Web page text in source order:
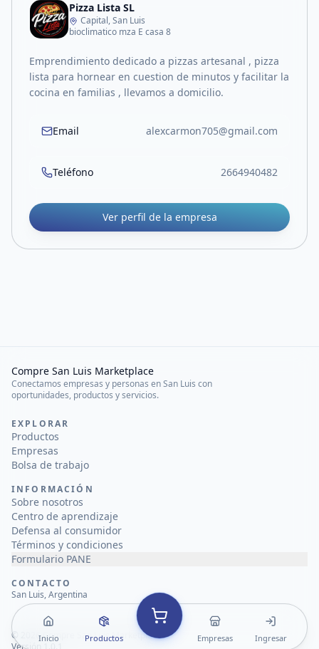
Pizza Lista SL
Capital, San Luis
bioclimatico mza E casa 8
Emprendimiento dedicado a pizzas artesanal , pizza
lista para hornear en cuestion de minutos y facilitar la
cocina en familias , llevamos a domicilio.
Email alexcarmon705@gmail.com
Teléfono 2664940482
Ver perfil de la empresa
Inicio Productos Empresas Ingresar
Compre San Luis Marketplace
Conectamos empresas y personas en San Luis con
oportunidades, productos y servicios.
EXPLORAR
Productos
Empresas
Bolsa de trabajo
INFORMACIÓN
Sobre nosotros
Centro de aprendizaje
Defensa al consumidor
Términos y condiciones
Formulario PANE
CONTACTO
San Luis, Argentina
© 2026Compre San Luis Marketplace
Versión 1.0.1